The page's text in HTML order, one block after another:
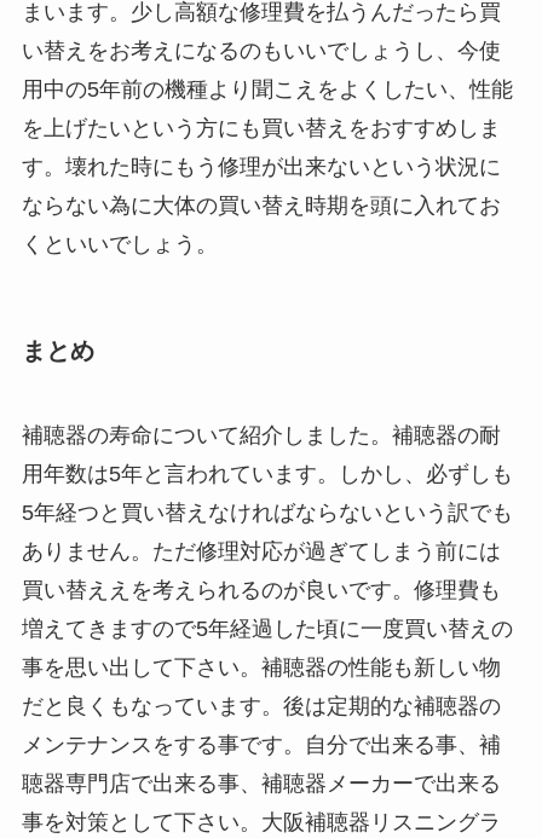
まいます。少し高額な修理費を払うんだったら買
い替えをお考えになるのもいいでしょうし、今使
用中の5年前の機種より聞こえをよくしたい、性能
を上げたいという方にも買い替えをおすすめしま
す。壊れた時にもう修理が出来ないという状況に
ならない為に大体の買い替え時期を頭に入れてお
くといいでしょう。
まとめ
補聴器の寿命について紹介しました。補聴器の耐
用年数は5年と言われています。しかし、必ずしも
5年経つと買い替えなければならないという訳でも
ありません。ただ修理対応が過ぎてしまう前には
買い替ええを考えられるのが良いです。修理費も
増えてきますので5年経過した頃に一度買い替えの
事を思い出して下さい。補聴器の性能も新しい物
だと良くもなっています。後は定期的な補聴器の
メンテナンスをする事です。自分で出来る事、補
聴器専門店で出来る事、補聴器メーカーで出来る
事を対策として下さい。大阪補聴器リスニングラ